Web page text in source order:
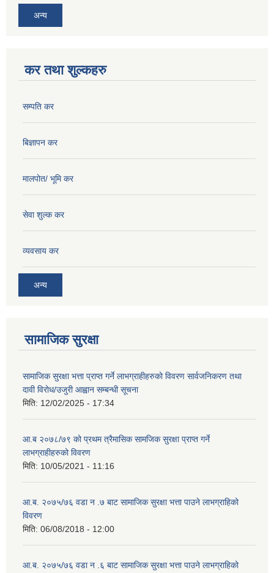
अन्य
कर तथा शुल्कहरु
सम्पति कर
बिज्ञापन कर
मालपोत/ भूमि कर
सेवा शुल्क कर
व्यवसाय कर
अन्य
सामाजिक सुरक्षा
सामाजिक सुरक्षा भत्ता प्राप्त गर्ने लाभग्राहीहरुको विवरण सार्वजनिकरण तथा
दावी विरोध/उजुरी आह्वान सम्बन्धी सूचना
मिति: 12/02/2025 - 17:34
आ.ब २०७८/७९ को प्रथम त्रैमासिक सामजिक सुरक्षा प्राप्त गर्ने
लाभग्राहीहरुको विवरण
मिति: 10/05/2021 - 11:16
आ.ब. २०७५/७६ वडा न .७ बाट सामाजिक सुरक्षा भत्ता पाउने लाभग्राहिको
विवरण
मिति: 06/08/2018 - 12:00
आ.ब. २०७५/७६ वडा न .६ बाट सामाजिक सुरक्षा भत्ता पाउने लाभग्राहिको